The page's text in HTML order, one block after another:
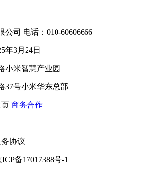
司 电话：010-60606666
年3月24日
小米智慧产业园
37号小米华东总部
页 商务合作
协议
ICP备17017388号-1